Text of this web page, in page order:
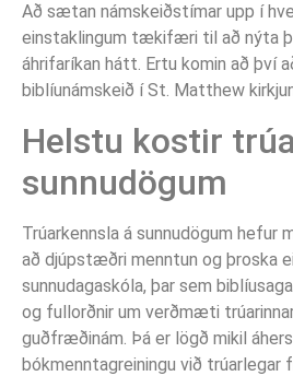
Að sætan námskeiðstímar upp í
einstaklingum tækifæri til að nýta
áhrifaríkan hátt. Ertu komin að því
biblíunámskeið í St. Matthew
Helstu kostir
sunnudögum
Trúarkennsla á sunnudögum hefur
að djúpstæðri menntun og þroska
sunnudagaskóla, þar sem
og fullorðnir um verðmæti
guðfræðinám. Þá er lögð mikil
bókmenntagreiningu við trúarlegar